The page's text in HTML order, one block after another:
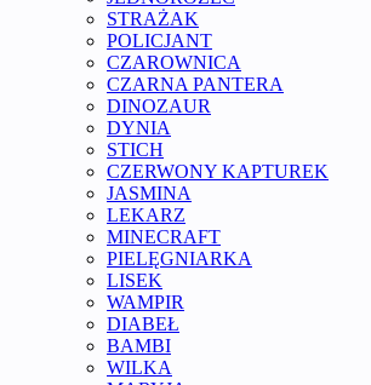
STRAŻAK
POLICJANT
CZAROWNICA
CZARNA PANTERA
DINOZAUR
DYNIA
STICH
CZERWONY KAPTUREK
JASMINA
LEKARZ
MINECRAFT
PIELĘGNIARKA
LISEK
WAMPIR
DIABEŁ
BAMBI
WILKA